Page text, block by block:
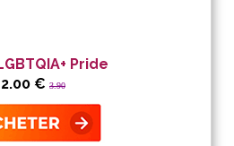
Pride
2.00 € 3.90